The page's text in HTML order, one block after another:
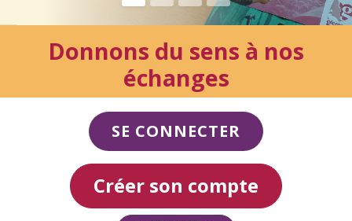
Donnons du sens à nos
échanges
SE CONNECTER
Créer son compte